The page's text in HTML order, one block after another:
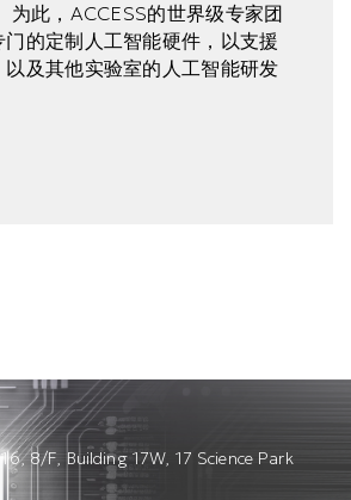
为此，ACCESS的世界级专家团
的定制人工智能硬件，以支援
及其他实验室的人工智能研发
8/F, Building 17W, 17 Science Park